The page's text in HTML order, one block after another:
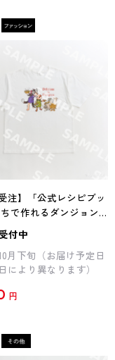
注】「公式レシピブッ
で作れるダンジョン
井諒子描き下ろし Tシ
ルチャックとイヅツ
付中
月下旬（お届け予定日
により異なります）
円